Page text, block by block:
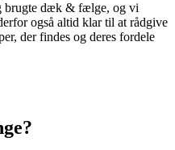
brugte dæk & fælge, og vi
også altid klar til at rådgive
der findes og deres fordele